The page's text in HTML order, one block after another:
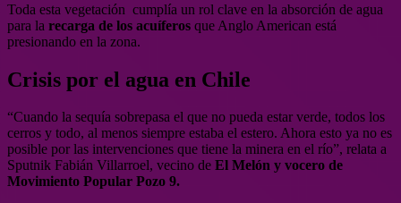
Toda esta vegetación cumplía un rol clave en la absorción de agua
para la recarga de los acuíferos que Anglo American está
presionando en la zona.
Crisis por el agua en Chile
“Cuando la sequía sobrepasa el que no pueda estar verde, todos los
cerros y todo, al menos siempre estaba el estero. Ahora esto ya no es
posible por las intervenciones que tiene la minera en el río”, relata a
Sputnik Fabián Villarroel, vecino de El Melón y vocero de
Movimiento Popular Pozo 9.